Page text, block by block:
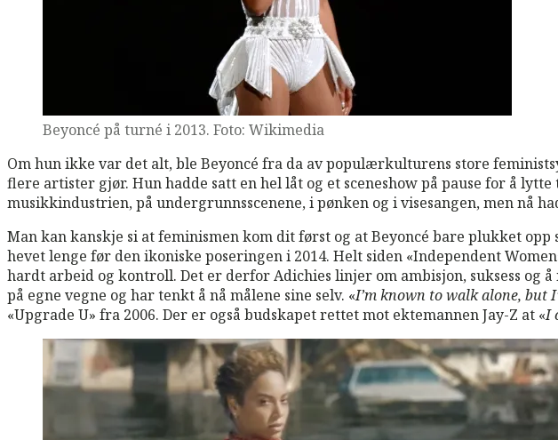
Beyoncé på turné i 2013. Foto: Wikimedia
Om hun ikke var det alt, ble Beyoncé fra da av populærkulturens store
flere artister gjør. Hun hadde satt en hel låt og et sceneshow på pause for å
musikkindustrien, på undergrunnsscenene, i pønken og i visesangen, men nå
Man kan kanskje si at feminismen kom dit først og at Beyoncé bare plukket
hevet lenge før den ikoniske poseringen i 2014. Helt siden «Independent
hardt arbeid og kontroll. Det er derfor Adichies linjer om ambisjon, suksess og
på egne vegne og har tenkt å nå målene sine selv. «I’m known to walk alone, but
«Upgrade U» fra 2006. Der er også budskapet rettet mot ektemannen Jay-Z at «I